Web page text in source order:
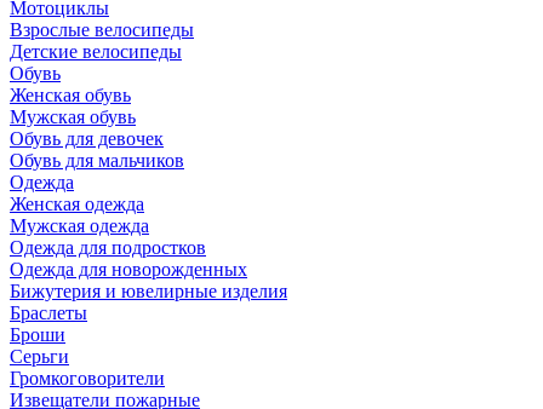
Мотоциклы
Взрослые велосипеды
Детские велосипеды
Обувь
Женская обувь
Мужская обувь
Обувь для девочек
Обувь для мальчиков
Одежда
Женская одежда
Мужская одежда
Одежда для подростков
Одежда для новорожденных
Бижутерия и ювелирные изделия
Браслеты
Броши
Серьги
Громкоговорители
Извещатели пожарные